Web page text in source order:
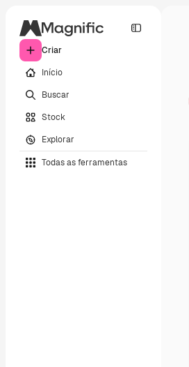
Criar
Início
Buscar
Stock
Explorar
Todas as ferramentas